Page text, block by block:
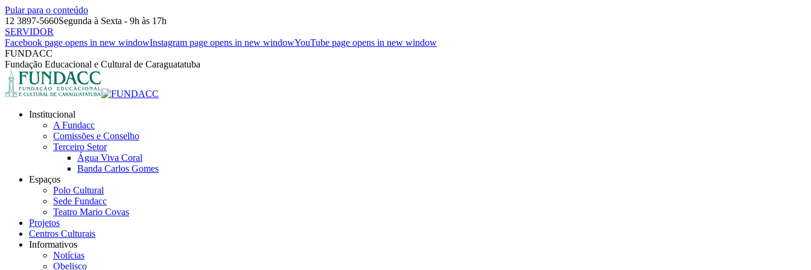
Pular para o conteúdo
12 3897-5660Segunda à Sexta - 9h às 17h
SERVIDOR
Facebook page opens in new windowInstagram page opens in new windowYouTube page opens in new window
FUNDACC
Fundação Educacional e Cultural de Caraguatatuba
Institucional
A Fundacc
Comissões e Conselho
Terceiro Setor
Água Viva Coral
Banda Carlos Gomes
Espaços
Polo Cultural
Sede Fundacc
Teatro Mario Covas
Projetos
Centros Culturais
Informativos
Notícias
Obelisco